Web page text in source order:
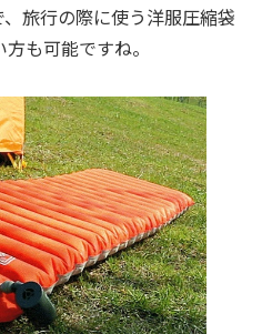
旅行の際に使う洋服圧縮袋
も可能ですね。